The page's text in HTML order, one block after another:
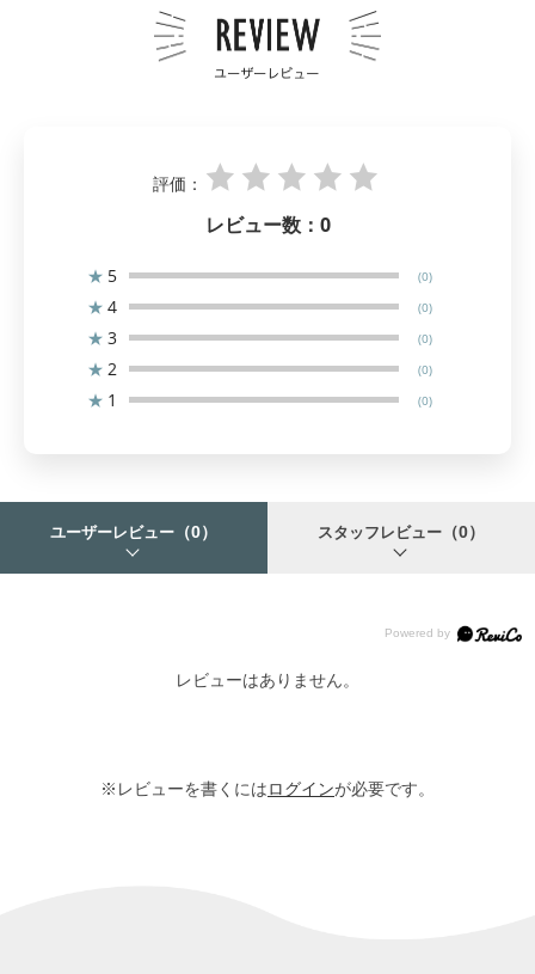
評価：
レビュー数： 0
★ 5 (0)
★ 4 (0)
★ 3 (0)
★ 2 (0)
★ 1 (0)
ユーザーレビュー （0） スタッフレビュー （0）
レビューはありません。
※レビューを書くにはログインが必要です。